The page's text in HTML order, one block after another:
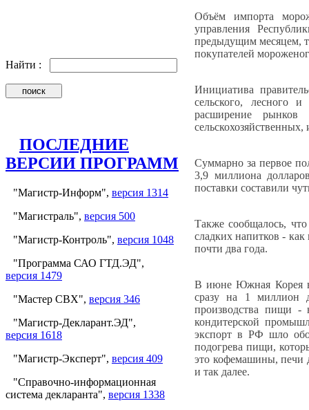
Найти :
ПОСЛЕДНИЕ
ВЕРСИИ ПРОГРАММ
"Магистр-Информ", версия 1314
"Магистраль", версия 500
"Магистр-Контроль", версия 1048
"Программа САО ГТД.ЭД",
версия 1479
"Мастер СВХ", версия 346
"Магистр-Декларант.ЭД",
версия 1618
"Магистр-Эксперт", версия 409
"Справочно-информационная
система декларанта", версия 1338
Объём импорта
управления
предыдущим месяцем,
покупателей
Инициатива
сельского, лесного
расширение рынков
Суммарно за первое
3,9 миллиона
поставки составили
Также сообщалось,
сладких напитков -
почти два года.
В июне Южная Корея
сразу на 1 миллион
производства пищи -
кондитерской
экспорт в РФ шло
подогрева пищи,
это кофемашины, печи
и так далее.